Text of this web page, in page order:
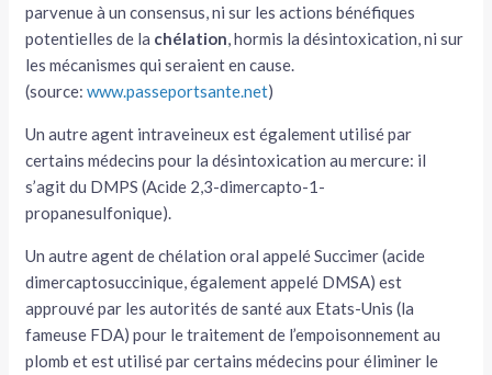
parvenue à un consensus, ni sur les actions bénéfiques
potentielles de la chélation, hormis la désintoxication, ni sur
les mécanismes qui seraient en cause.
(source:www.passeportsante.net)
Un autre agent intraveineux est également utilisé par
certains médecins pour la désintoxication au mercure: il
s’agit du DMPS (Acide 2,3-dimercapto-1-
propanesulfonique).
Un autre agent de chélation oral appelé Succimer (acide
dimercaptosuccinique, également appelé DMSA) est
approuvé par les autorités de santé aux Etats-Unis (la
fameuse FDA) pour le traitement de l’empoisonnement au
plomb et est utilisé par certains médecins pour éliminer le